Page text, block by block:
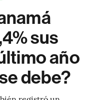
sus
año
debe?